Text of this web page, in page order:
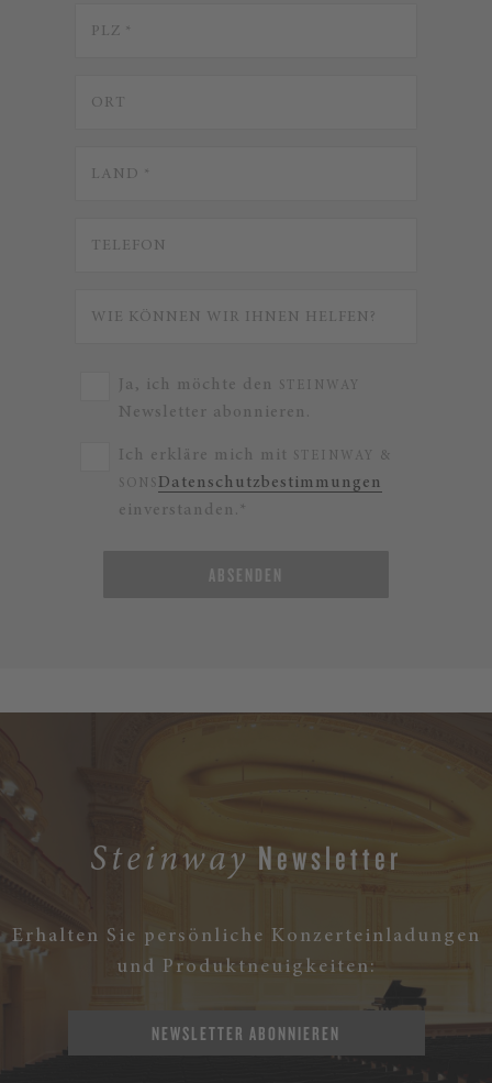
Ja, ich möchte den STEINWAY
Newsletter abonnieren.
Ich erkläre mich mit STEINWAY &
SONS Datenschutzbestimmungen
einverstanden.*
ABSENDEN
Steinway Newsletter
Erhalten Sie persönliche Konzerteinladungen
und Produktneuigkeiten:
NEWSLETTER ABONNIEREN